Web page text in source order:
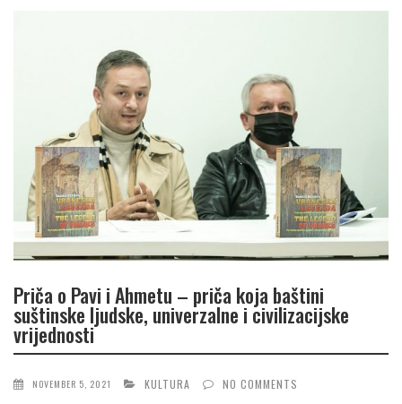
Priča o Pavi i Ahmetu – priča koja baštini
suštinske ljudske, univerzalne i civilizacijske
vrijednosti
NOVEMBER 5, 2021 KULTURA NO COMMENTS